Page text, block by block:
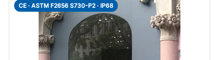
CE · ASTM F2656 S730-P2 · IP68